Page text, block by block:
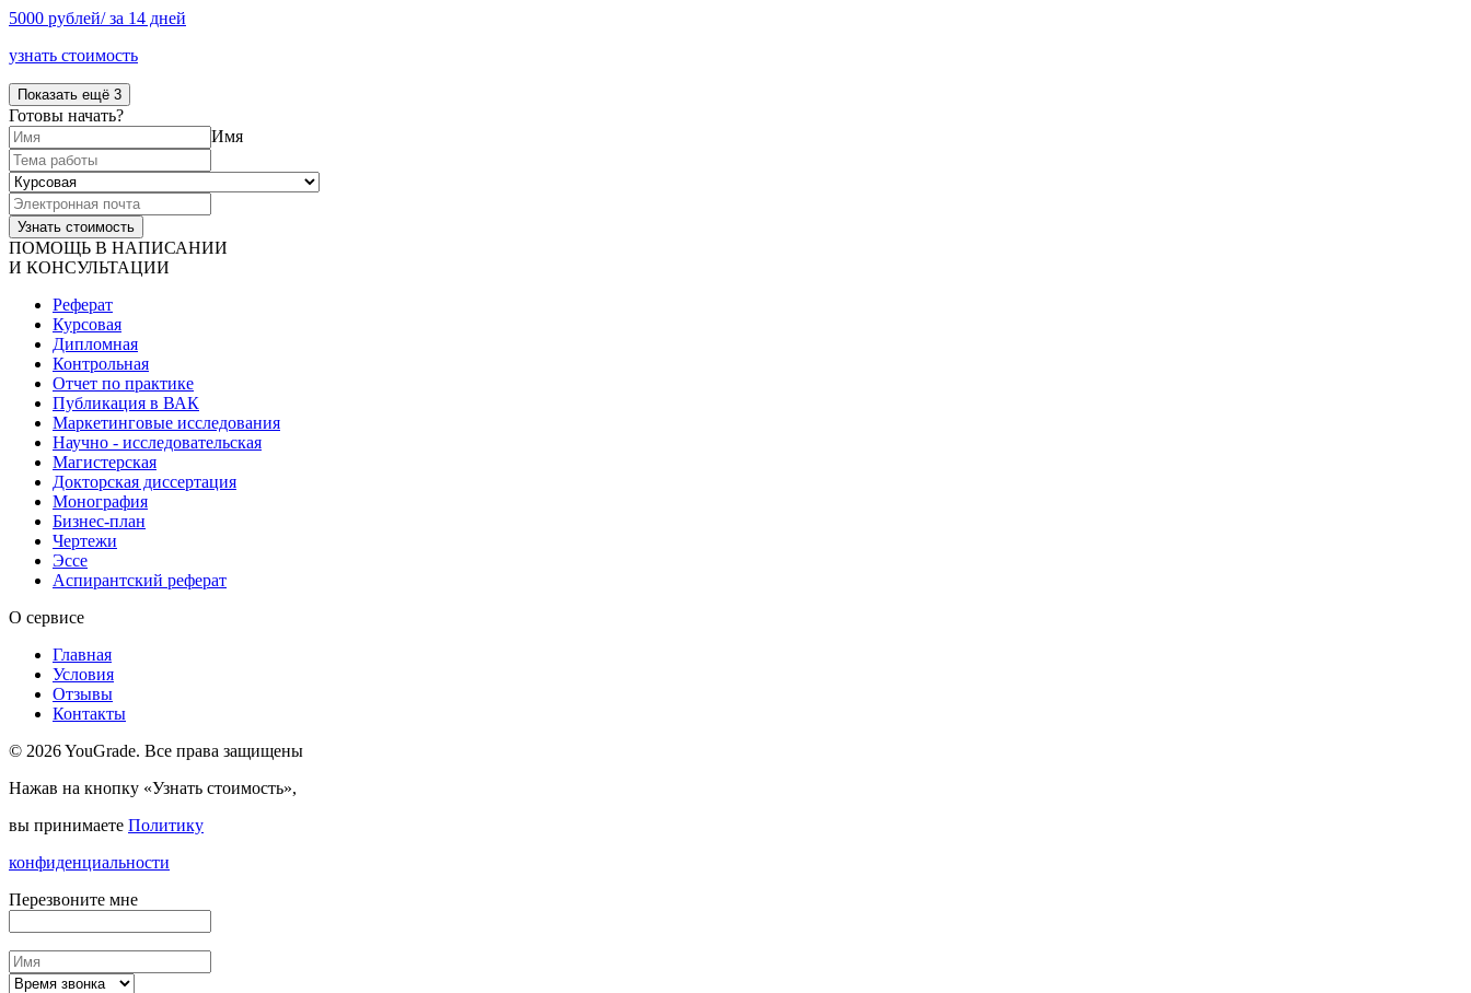
5000 рублей/ за 14 дней
узнать стоимость
Показать ещё 3
Готовы начать?
Имя
ПОМОЩЬ В НАПИСАНИИ
И КОНСУЛЬТАЦИИ
Реферат
Курсовая
Дипломная
Контрольная
Отчет по практике
Публикация в ВАК
Маркетинговые исследования
Научно - исследовательская
Магистерская
Докторская диссертация
Монография
Бизнес-план
Чертежи
Эссе
Аспирантский реферат
О сервисе
Главная
Условия
Отзывы
Контакты
© 2026 YouGrade. Все права защищены
Нажав на кнопку «Узнать стоимость»,
вы принимаете Политику
конфиденциальности
Перезвоните мне